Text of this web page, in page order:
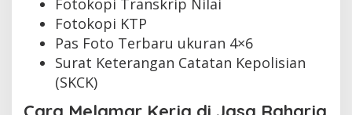
Fotokopi Transkrip Nilai
Fotokopi KTP
Pas Foto Terbaru ukuran 4×6
Surat Keterangan Catatan Kepolisian
(SKCK)